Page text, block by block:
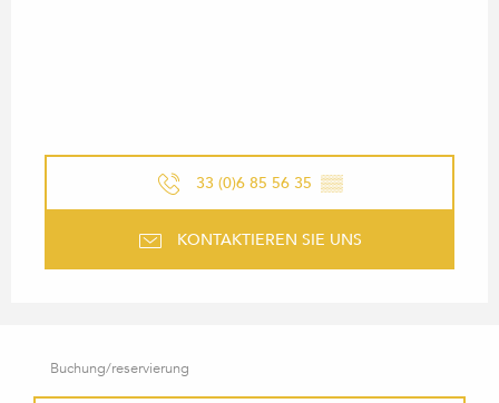
33 (0)6 85 56 35 ▒▒
KONTAKTIEREN SIE UNS
Buchung/reservierung